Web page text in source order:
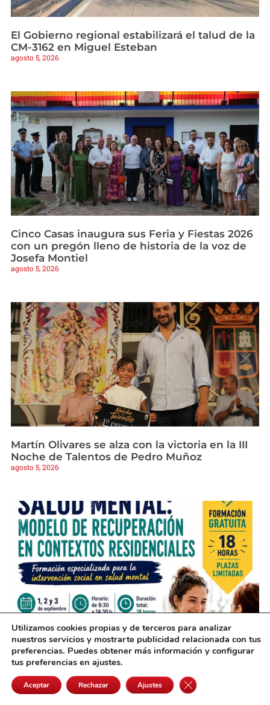
El Gobierno regional estabilizará el talud de la
CM-3162 en Miguel Esteban
agosto 5, 2026
Cinco Casas inaugura sus Feria y Fiestas 2026
con un pregón lleno de historia de la voz de
Josefa Montiel
agosto 5, 2026
Martín Olivares se alza con la victoria en la III
Noche de Talentos de Pedro Muñoz
agosto 5, 2026
Una nueva formación gratuita en Alcázar
preparará a profesionales sobre salud mental
agosto 5, 2026
Utilizamos cookies propias y de terceros para analizar
nuestros servicios y mostrarte publicidad relacionada con tus
preferencias. Puedes obtener más información y configurar
tus preferencias en ajustes.
Aceptar Rechazar Ajustes Cerrar el banner de